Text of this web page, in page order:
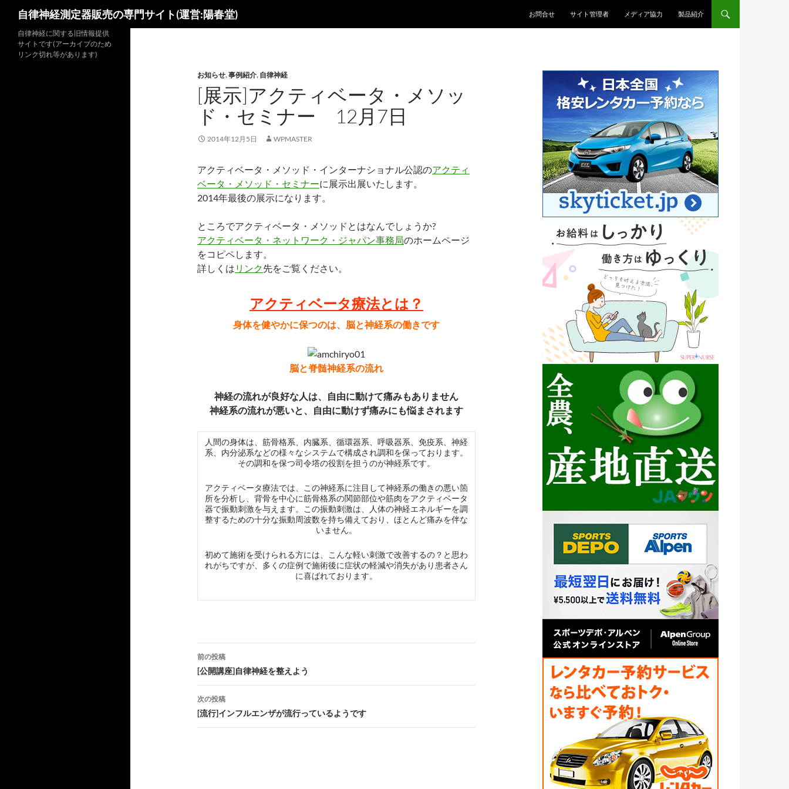
自律神経測定器販売の専門サイト(運営:陽春堂) お問合せ サイト管理者 メディア協力 製品紹介
お知らせ,事例紹介, 自律神経
[展示]アクティベータ・メソッ
ド・セミナー 12月7日
2014年12月5日 WPMASTER
アクティベータ・メソッド・インターナショナル公認のアクティ
ベータ・メソッド・セミナーに展示出展いたします。
2014年最後の展示になります。
ところでアクティベータ・メソッドとはなんでしょうか?
アクティベータ・ネットワーク・ジャパン事務局のホームページ
をコピペします。
詳しくは リンク先をご覧ください。
アクティベータ療法とは？
身体を健やかに保つのは、脳と神経系の働きです
脳と脊髄神経系の流れ
神経の流れが良好な人は、自由に動けて痛みもありません
神経系の流れが悪いと、自由に動けず痛みにも悩まされます
人間の身体は、筋骨格系、内臓系、循環器系、呼吸器系、免疫系、神経
系、内分泌系などの様々なシステムで構成され調和を保っております。
その調和を保つ司令塔の役割を担うのが神経系です。
アクティベータ療法では、この神経系に注目して神経系の働きの悪い箇
所を分析し、背骨を中心に筋骨格系の関節部位や筋肉をアクティベータ
器で振動刺激を与えます。この振動刺激は、人体の神経エネルギーを調
整するための十分な振動周波数を持ち備えており、ほとんど痛みを伴な
いません。
初めて施術を受けられる方には、こんな軽い刺激で改善するの？と思わ
れがちですが、多くの症例で施術後に症状の軽減や消失があり患者さん
に喜ばれております。
投
稿
ナ
ビ
ゲ
前の投稿
[公開講座]自律神経を整えよう
次の投稿
[流行]インフルエンザが流行っているようです
自律神経に関する旧情報提供
サイトです(アーカイブのため
リンク切れ等があります)